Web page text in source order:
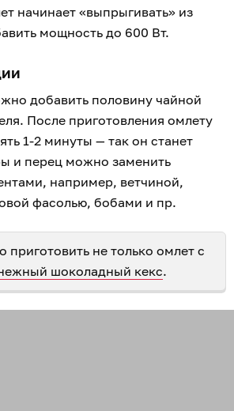
начинает «выпрыгивать» из
мощность до 600 Вт.
добавить половину чайной
После приготовления омлету
1-2 минуты — так он станет
и перец можно заменить
например, ветчиной,
фасолью, бобами и пр.
не только омлет с
шоколадный кекс.